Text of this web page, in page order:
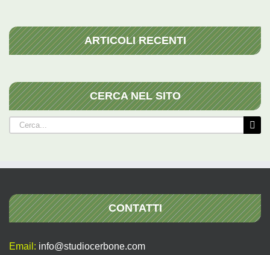
ARTICOLI RECENTI
CERCA NEL SITO
Cerca
per:
CONTATTI
Email: info@studiocerbone.com